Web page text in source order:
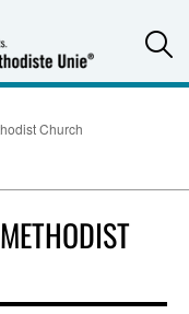
Church